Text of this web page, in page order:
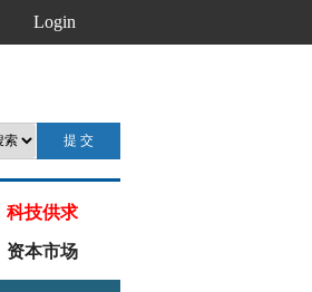
Login
科技供求
资本市场